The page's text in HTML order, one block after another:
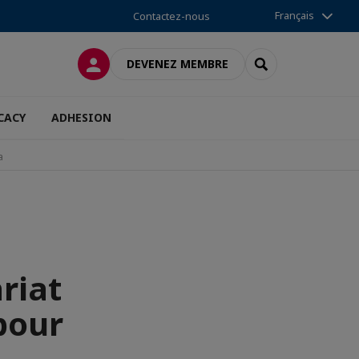
Contactez-nous Français
CONNEXIONDEVENEZ MEMBRE RECHERCHER
ADHESION